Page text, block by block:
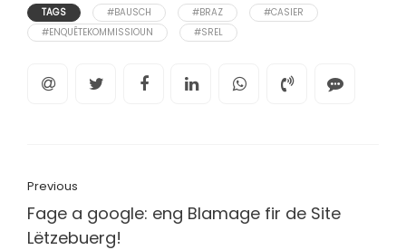
TAGS #BAUSCH #BRAZ
#CASIER
#ENQUÊTEKOMMISSIOUN
#SREL
Previous
Fage a google: eng Blamage fir de Site
Lëtzebuerg!